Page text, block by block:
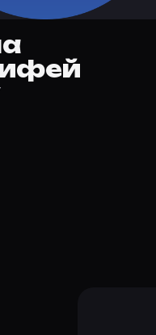
и роли на
Лиана Азизифей?
planner.ru/s/